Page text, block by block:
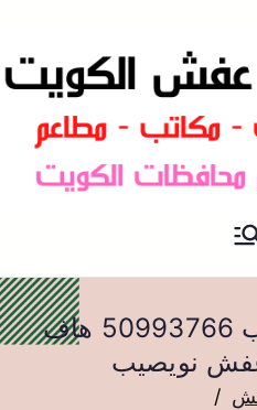
نقل عفش الكويت
هاف لوري نويصيب 50993766 هاف
نويصيب